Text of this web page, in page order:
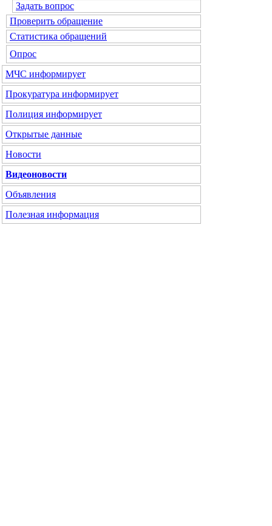
Задать вопрос
Проверить обращение
Статистика обращений
Опрос
МЧС информирует
Прокуратура информирует
Полиция информирует
Открытые данные
Новости
Видеоновости
Объявления
Полезная информация